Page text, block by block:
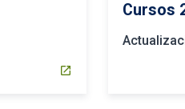
open_in_new
Cursos